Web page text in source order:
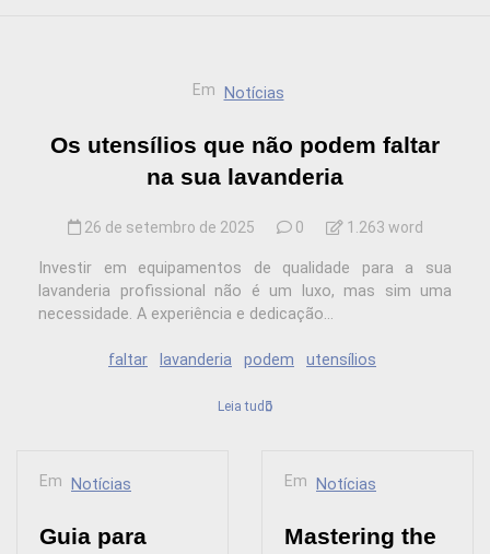
Em Notícias
Os utensílios que não podem faltar
na sua lavanderia
26 de setembro de 2025 0 1.263 word
Investir em equipamentos de qualidade para a sua
lavanderia profissional não é um luxo, mas sim uma
necessidade. A experiência e dedicação...
faltar lavanderia podem utensílios
Leia tudo
Em Notícias
Guia para
Em Notícias
Mastering the